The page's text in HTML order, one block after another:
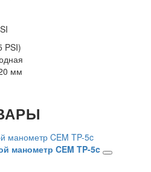
PSI)
мм
манометр CEM TP-5c